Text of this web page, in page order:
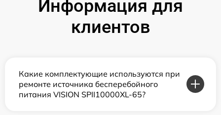
Информация для
клиентов
Какие комплектующие используются при
ремонте источника бесперебойного
питания VISION SPII10000XL-65?